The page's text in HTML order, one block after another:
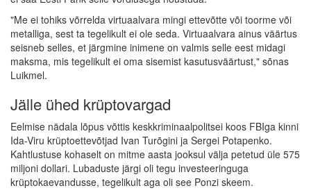
"Me ei tohiks võrrelda virtuaalvara mingi ettevõtte või toorme või
metalliga, sest ta tegelikult ei ole seda. Virtuaalvara ainus väärtus
seisneb selles, et järgmine inimene on valmis selle eest midagi
maksma, mis tegelikult ei oma sisemist kasutusväärtust," sõnas
Luikmel.
Jälle ühed krüptovargad
Eelmise nädala lõpus võttis keskkriminaalpolitsei koos FBIga kinni
Ida-Viru krüptoettevõtjad Ivan Turõgini ja Sergei Potapenko.
Kahtlustuse kohaselt on mitme aasta jooksul välja petetud üle 575
miljoni dollari. Lubaduste järgi oli tegu investeeringuga
krüptokaevandusse, tegelikult aga oli see Ponzi skeem.